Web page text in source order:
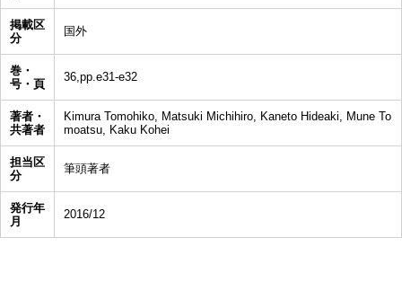
掲載区
分
国外
巻・
号・頁
36,pp.e31-e32
著者・
共著者
Kimura Tomohiko, Matsuki Michihiro, Kaneto Hideaki, Mune To
moatsu, Kaku Kohei
担当区
分
筆頭著者
発行年
月
2016/12